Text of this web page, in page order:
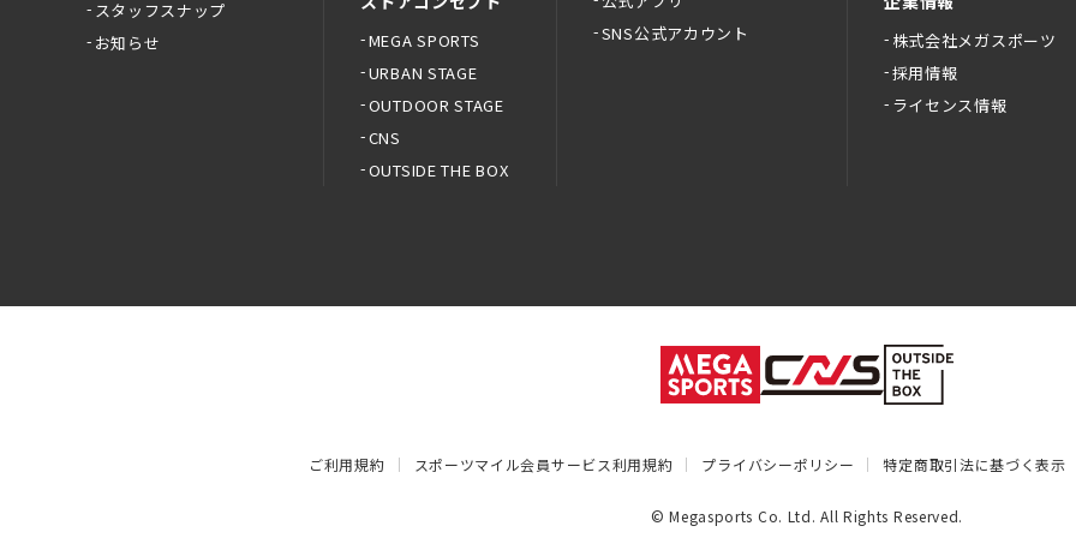
スタッフスナップ
お知らせ
MEGA SPORTS
URBAN STAGE
OUTDOOR STAGE
CNS
OUTSIDE THE BOX
SNS公式アカウント
株式会社メガスポーツ
採用情報
ライセンス情報
ご利用規約 スポーツマイル会員サービス利用規約 プライバシーポリシー 特定商取引法に基づく表示
© Megasports Co. Ltd. All Rights Reserved.